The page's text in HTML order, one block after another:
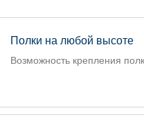
Полки на любой высоте
Возможность крепления